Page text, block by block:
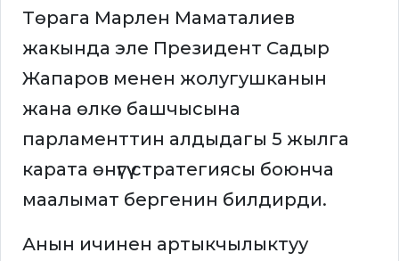
Төрага Марлен Маматалиев
жакында эле Президент Садыр
Жапаров менен жолугушканын
жана өлкө башчысына
парламенттин алдыдагы 5 жылга
карата өнүгүү стратегиясы боюнча
маалымат бергенин билдирди.
Анын ичинен артыкчылыктуу